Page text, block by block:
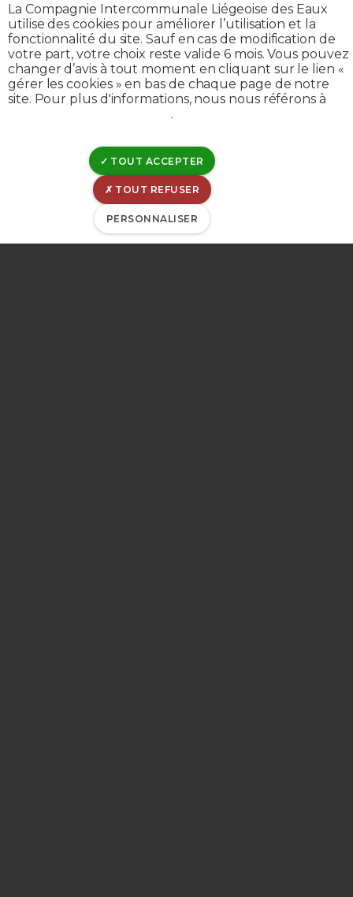
Rue Canal de l'Ourthe, 8
B-4031 Angleur
La Compagnie Intercommunale Liégeoise des Eaux
utilise des cookies pour améliorer l’utilisation et la
fonctionnalité du site. Sauf en cas de modification de
votre part, votre choix reste valide 6 mois. Vous pouvez
changer d’avis à tout moment en cliquant sur le lien «
gérer les cookies » en bas de chaque page de notre
site. Pour plus d'informations, nous nous référons à
.
TOUT ACCEPTER
TOUT REFUSER
PERSONNALISER